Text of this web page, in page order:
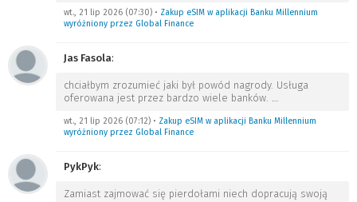
wt., 21 lip 2026 (07:30) • Zakup eSIM w aplikacji Banku Millennium
wyróżniony przez Global Finance
Jas Fasola:
chciałbym zrozumieć jaki był powód nagrody. Usługa
oferowana jest przez bardzo wiele banków. …
wt., 21 lip 2026 (07:12) • Zakup eSIM w aplikacji Banku Millennium
wyróżniony przez Global Finance
PykPyk:
Zamiast zajmować się pierdołami niech dopracują swoją